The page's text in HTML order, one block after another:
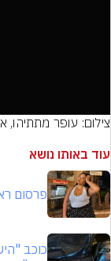
צילום: עופר מתתיהו,
עוד באותו נושא
פרסום
כוכב